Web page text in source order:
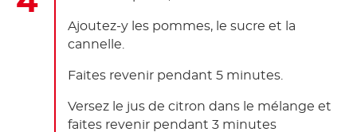
Ajoutez-y les pommes, le sucre et la
cannelle.
Faites revenir pendant 5 minutes.
Versez le jus de citron dans le mélange et
faites revenir pendant 3 minutes